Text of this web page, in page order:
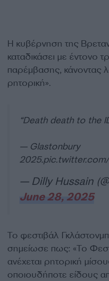
Η κυβέρνηση της
καταδικάσει με έντονο
παρέμβασης, κάνοντας
ρητορική».
“Death death to the
— Glastonbury
2025.
— Dilly Hussain
June 28, 2025
Το φεστιβάλ
σημείωσε πως: «Το
ανέχεται ρητορική
οποιουδήποτε είδους